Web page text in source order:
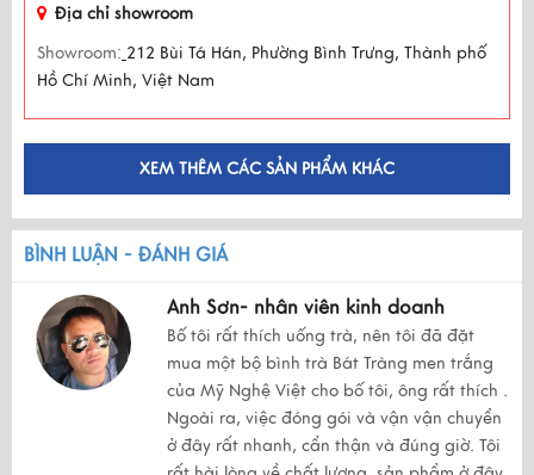
Địa chỉ showroom
Showroom: 212 Bùi Tá Hán, Phường Bình Trưng, Thành phố
Hồ Chí Minh, Việt Nam
XEM THÊM CÁC SẢN PHẨM KHÁC
BÌNH LUẬN - ĐÁNH GIÁ
Anh Sơn- nhân viên kinh doanh
Bố tôi rất thích uống trà, nên tôi đã đặt
mua một bộ bình trà Bát Tràng men trắng
của Mỹ Nghệ Việt cho bố tôi, ông rất thích .
Ngoài ra, việc đóng gói và vận vận chuyển
ở đây rất nhanh, cẩn thận và đúng giờ. Tôi